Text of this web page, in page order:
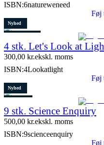
ISBN:6natureweneed
Føj
Nyhed
4 stk. Let's Look at
300,00 kr.ekskl. moms
ISBN:4Lookatlight
Føj
Nyhed
10 stk. tilbage
9 stk. Science Enquiry
500,00 kr.ekskl. moms
ISBN:9scienceenquiry
Føj